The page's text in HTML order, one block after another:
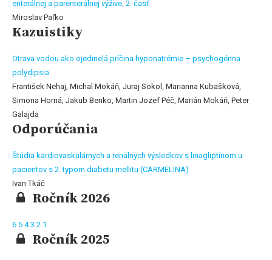
enterálnej a parenterálnej výžive, 2. časť
Miroslav Paľko
Kazuistiky
Otrava vodou ako ojedinelá príčina hyponatrémie – psychogénna
polydipsia
František Nehaj, Michal Mokáň, Juraj Sokol, Marianna Kubašková,
Simona Horná, Jakub Benko, Martin Jozef Péč, Marián Mokáň, Peter
Galajda
Odporúčania
Štúdia kardiovaskulárnych a renálnych výsledkov s linagliptínom u
pacientov s 2. typom diabetu mellitu (CARMELINA)
Ivan Tkáč
Ročník 2026
6 5 43 2 1
Ročník 2025